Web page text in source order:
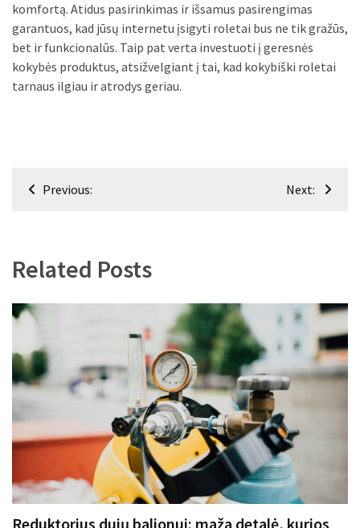
komfortą. Atidus pasirinkimas ir išsamus pasirengimas
garantuos, kad jūsų internetu įsigyti roletai bus ne tik gražūs,
bet ir funkcionalūs. Taip pat verta investuoti į geresnės
kokybės produktus, atsižvelgiant į tai, kad kokybiški roletai
tarnaus ilgiau ir atrodys geriau.
Navigacija
Previous: Next:
Related Posts
Reduktorius dujų balionui: maža detalė, kurios